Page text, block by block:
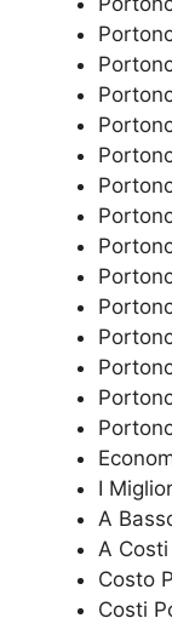
I
A
A
Costo
Costi